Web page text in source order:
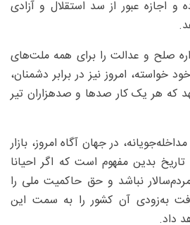
اجازه عبور از سد استقلال و آزادی
صلح و عدالت را برای همه ملت‌های
خواسته، امروز نیز در برابر دشمنان،
که هر یک کار صدها و صدهزاران تیر
در جهان آگاه امروز، بازار
بدین مفهوم است که اگر احیانا
نباشد و حق حاکمیت ملی را
به‌زودی آن کشور را به سمت این
داد.